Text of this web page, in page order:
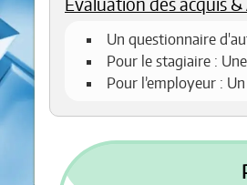
Evaluation des acquis
Un questionnaire
Pour le stagiaire :
Pour l’employeur :